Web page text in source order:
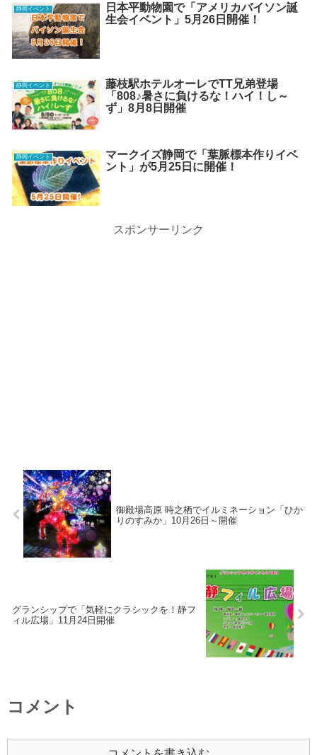
静岡イベント
日本平動物園で「アメリカバイソン誕
生会イベント」5月26日開催！
静岡イベント
藤枝駅ホテルオーレでTT兄弟登場
「808♪暑さに負けるな！ハイ！し～
ず」8月8日開催
静岡イベント
マークイズ静岡で「葉脈標本作りイベ
ント」が5月25日に開催！
スポンサーリンク
御殿場高原 時之栖でイルミネーション「ひか
りのすみか」10月26日～開催
グランシップで「気軽にクラシックを！静フ
ィル広場」11月24日開催
コメント